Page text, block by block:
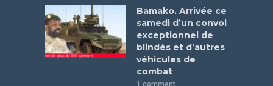
Bamako. Arrivée ce
samedi d’un convoi
exceptionnel de
blindés et d’autres
véhicules de
combat